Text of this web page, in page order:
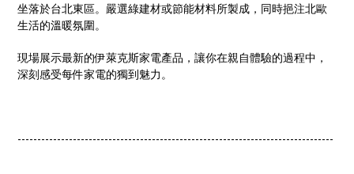
坐落於台北東區。嚴選綠建材或節能材料所製成，同時挹注北歐
生活的溫暖氛圍。
現場展示最新的伊萊克斯家電產品，讓你在親自體驗的過程中，
深刻感受每件家電的獨到魅力。
--------------------------------------------------------------------------------